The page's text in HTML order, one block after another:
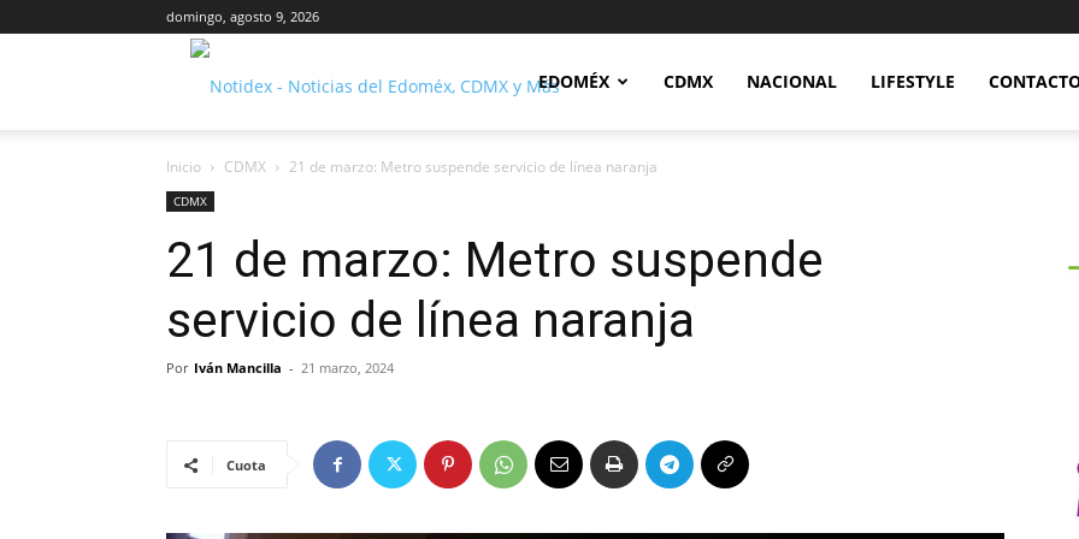
domingo, agosto 9, 2026
Notidex
EDOMÉX CDMX NACIONAL LIFESTYLE
Inicio CDMX 21 de marzo: Metro suspende servicio de línea naranja
CDMX
21 de marzo: Metro suspende
servicio de línea naranja
Por Iván Mancilla - 21 marzo, 2024
Cuota